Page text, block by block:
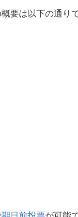
要は以下の通りで